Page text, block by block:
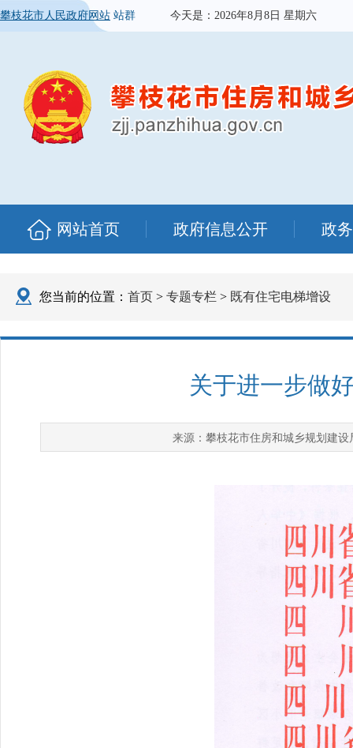
攀枝花市人民政府网站 站群 今天是： 2026年8月8日 星期六
网站首页 政府信息公开 政
您当前的位置： 首页 > 专题专栏 > 既有住宅电梯增设
关于进一步做
来源： 攀枝花市住房和城乡规划建设